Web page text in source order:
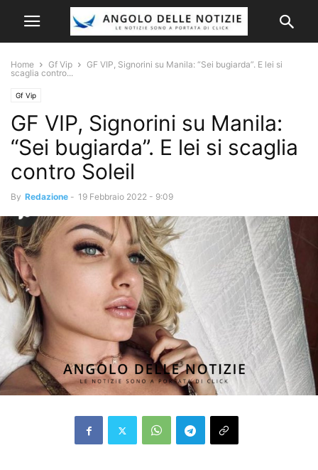
Home Gf Vip
GF VIP, Signorini su Manila: “Sei bugiarda”. E lei si
scaglia contro...
Gf Vip
GF VIP, Signorini su Manila:
“Sei bugiarda”. E lei si scaglia
contro Soleil
By Redazione - 19 Febbraio 2022 - 9:09